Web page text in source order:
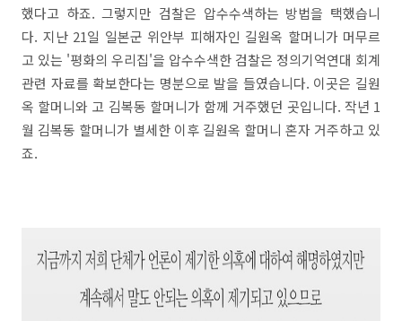
했다고 하죠. 그렇지만 검찰은 압수수색하는 방법을 택했습니
다. 지난 21일 일본군 위안부 피해자인 길원옥 할머니가 머무르
고 있는 '평화의 우리집'을 압수수색한 검찰은 정의기억연대 회계
관련 자료를 확보한다는 명분으로 발을 들였습니다. 이곳은 길원
옥 할머니와 고 김복동 할머니가 함께 거주했던 곳입니다. 작년 1
월 김복동 할머니가 별세한 이후 길원옥 할머니 혼자 거주하고 있
죠.